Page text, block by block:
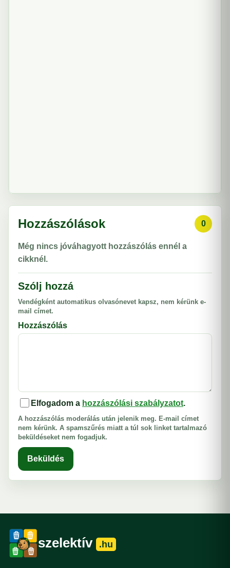
Hozzászólások 0
Még nincs jóváhagyott hozzászólás ennél a
cikknél.
Szólj hozzá
Vendégként automatikus olvasónevet kapsz, nem kérünk e-
mail címet.
Hozzászólás
Elfogadom a hozzászólási szabályzatot.
A hozzászólás moderálás után jelenik meg. E-mail címet
nem kérünk. A spamszűrés miatt a túl sok linket tartalmazó
beküldéseket nem fogadjuk.
Beküldés
szelektív .hu